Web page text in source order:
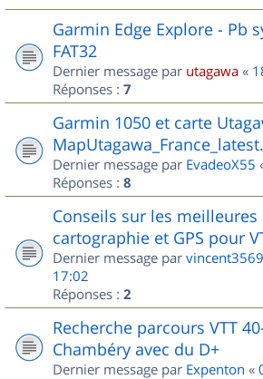
Garmin Edge Explore - Pb
FAT32
Dernier message par utagawa «
Réponses : 7
Garmin 1050 et carte
Dernier message par EvadeoX55
Réponses : 8
Conseils sur les
cartographie et GPS pour
Dernier message par vincent3569
17:02
Réponses : 2
Recherche parcours VTT
Chambéry avec du D+
Dernier message par Expenton «